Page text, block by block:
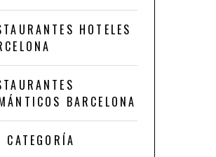
HOTELES
BARCELONA
CATEGORÍA